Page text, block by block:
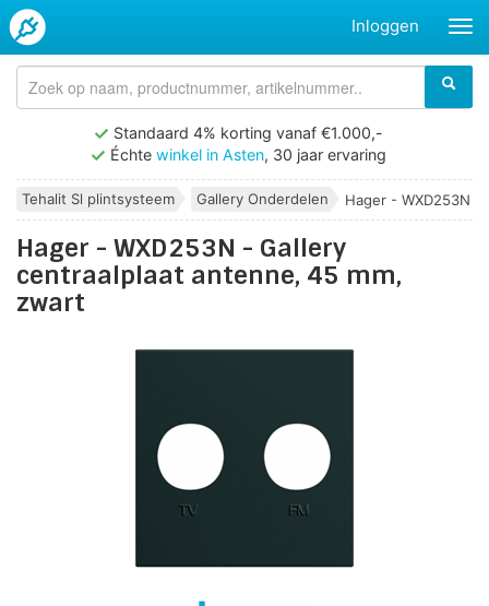
Inloggen
Standaard 4% korting vanaf €1.000,-
Échte winkel in Asten, 30 jaar ervaring
Tehalit Sl plintsysteem Gallery Onderdelen Hager - WXD253N -
Hager - WXD253N - Gallery
centraalplaat antenne, 45 mm,
zwart